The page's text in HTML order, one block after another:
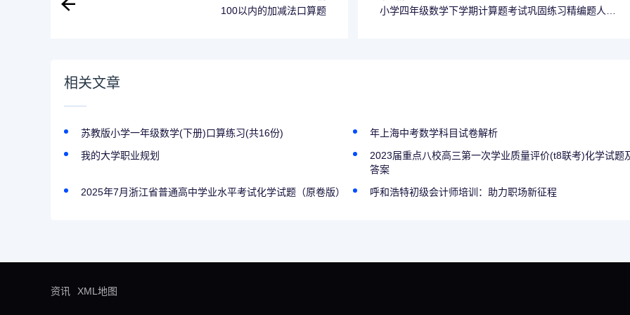
100以内的加减法口算题
小学四年级数学下学期计算题考试巩固练习精编题人教
相关文章
苏教版小学一年级数学(下册)口算练习(共16份)
年上海中考数学科目试卷解析
我的大学职业规划
2023届重点八校高三第一次学业质量评价(t8联考)化学试题
答案
2025年7月浙江省普通高中学业水平考试化学试题（原卷版）
呼和浩特初级会计师培训：助力职场新征程
资讯 XML地图